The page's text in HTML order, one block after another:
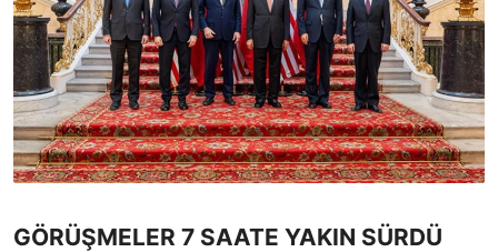
GÖRÜŞMELER 7 SAATE YAKIN SÜRDÜ